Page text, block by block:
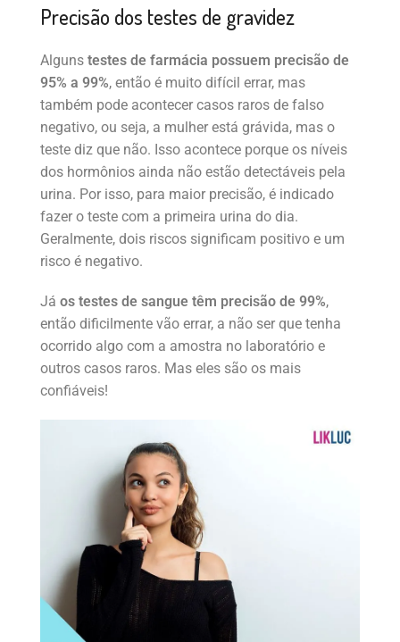
Precisão dos testes de gravidez
Alguns testes de farmácia possuem precisão de
95% a 99%, então é muito difícil errar, mas
também pode acontecer casos raros de falso
negativo, ou seja, a mulher está grávida, mas o
teste diz que não. Isso acontece porque os níveis
dos hormônios ainda não estão detectáveis pela
urina. Por isso, para maior precisão, é indicado
fazer o teste com a primeira urina do dia.
Geralmente, dois riscos significam positivo e um
risco é negativo.
Já os testes de sangue têm precisão de 99%,
então dificilmente vão errar, a não ser que tenha
ocorrido algo com a amostra no laboratório e
outros casos raros. Mas eles são os mais
confiáveis!